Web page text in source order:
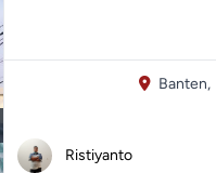
Banten,
Ristiyanto